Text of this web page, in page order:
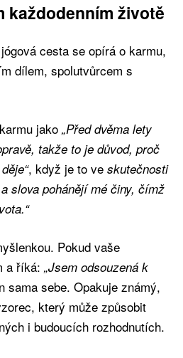
každodenním životě
cesta se opírá o karmu,
dílem, spolutvůrcem s
jako „Před dvěma lety
takže to je důvod, proč
, když je to ve skutečnosti
slova pohánějí mé činy, čímž
Pokud vaše
a říká: „Jsem odsouzená k
sama sebe. Opakuje známý,
který může způsobit
i budoucích rozhodnutích.